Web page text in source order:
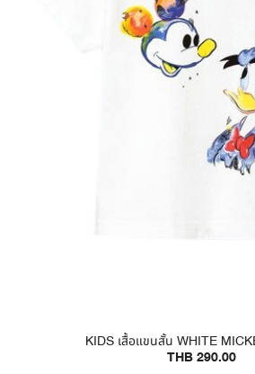
KIDS เสื้อแขนสั้น WHITE
THB 290.00